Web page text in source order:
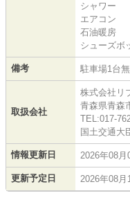
シャワー
エアコン
石油暖房
シューズボ
備考 駐車場1台
取扱会社
株式会社リ
青森県青森
TEL:017-
国土交通大
情報更新日 2026年08月
更新予定日 2026年08月